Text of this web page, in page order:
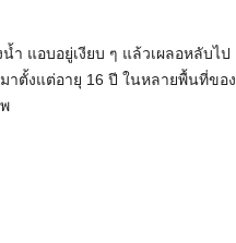
แอบอยู่เงียบ ๆ แล้วเผลอหลับไป
าตั้งแต่อายุ 16 ปี ในหลายพื้นที่ของ